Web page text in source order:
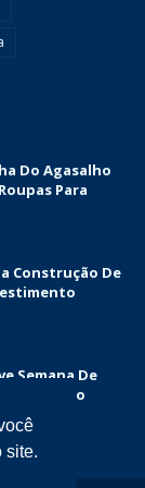
site.
Do Agasalho
Para
Construção De
Semana De
Como